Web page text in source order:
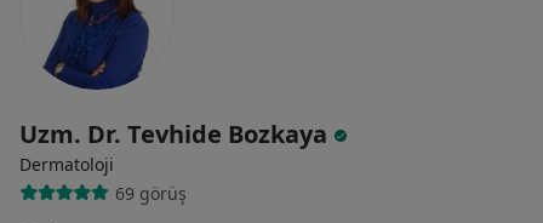
Uzm. Dr. Tevhide Bozkaya
Dermatoloji
69 görüş